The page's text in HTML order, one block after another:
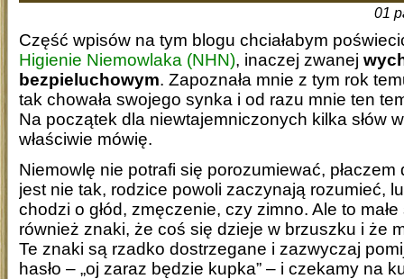
01
Część wpisów na tym blogu chciałabym
Higienie Niemowlaka (NHN), inaczej zwanej
bezpieluchowym. Zapoznała mnie z tym rok
tak chowała swojego synka i od razu mnie ten
Na początek dla niewtajemniczonych kilka słów
właściwie mówię.
Niemowlę nie potrafi się porozumiewać,
jest nie tak, rodzice powoli zaczynają rozumieć,
chodzi o głód, zmęczenie, czy zimno. Ale to
również znaki, że coś się dzieje w brzuszku i że
Te znaki są rzadko dostrzegane i zazwyczaj
hasło – „oj zaraz będzie kupka” – i czekamy na